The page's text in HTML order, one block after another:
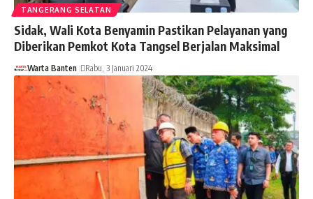
TANGERANG SELATAN
Sidak, Wali Kota Benyamin Pastikan Pelayanan yang
Diberikan Pemkot Kota Tangsel Berjalan Maksimal
Warta Banten Rabu, 3 Januari 2024